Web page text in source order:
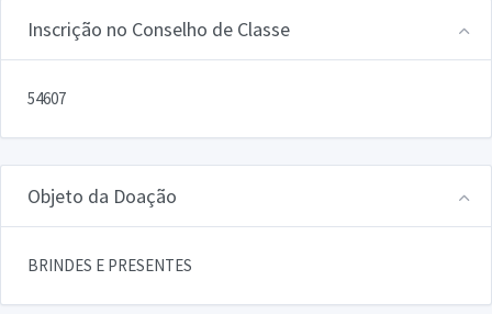
Inscrição no Conselho de Classe
54607
Objeto da Doação
BRINDES E PRESENTES